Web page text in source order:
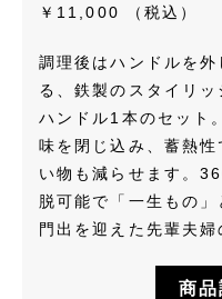
￥11,000
（税込）
調理後はハンドルを
る、鉄製のスタイリ
ハンドル1本のセット
味を閉じ込み、蓄熱
い物も減らせます。
脱可能で「一生もの」
門出を迎えた先輩夫婦
商品